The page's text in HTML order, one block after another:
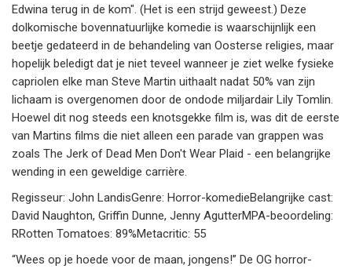
Edwina terug in de kom". (Het is een strijd geweest.) Deze
dolkomische bovennatuurlijke komedie is waarschijnlijk een
beetje gedateerd in de behandeling van Oosterse religies, maar
hopelijk beledigt dat je niet teveel wanneer je ziet welke fysieke
capriolen elke man Steve Martin uithaalt nadat 50% van zijn
lichaam is overgenomen door de ondode miljardair Lily Tomlin.
Hoewel dit nog steeds een knotsgekke film is, was dit de eerste
van Martins films die niet alleen een parade van grappen was
zoals The Jerk of Dead Men Don't Wear Plaid - een belangrijke
wending in een geweldige carrière.
Regisseur: John LandisGenre: Horror-komedieBelangrijke cast:
David Naughton, Griffin Dunne, Jenny AgutterMPA-beoordeling:
RRotten Tomatoes: 89%Metacritic: 55
“Wees op je hoede voor de maan, jongens!” De OG horror-